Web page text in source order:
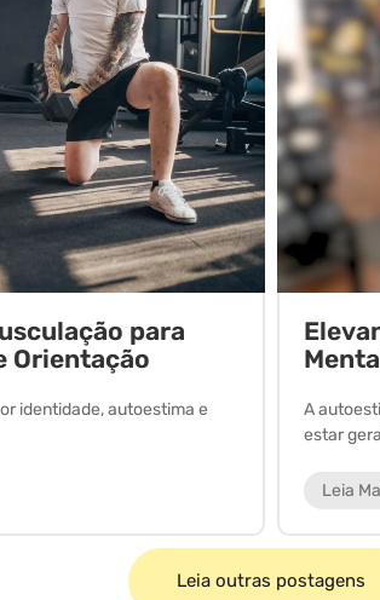
para
Orientação
identidade, autoestima e
A
estar
Leia
Leia outras postagens